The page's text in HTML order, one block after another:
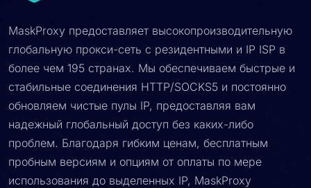
MaskProxy предоставляет высокопроизводительную
глобальную прокси-сеть с резидентными и IP ISP в
более чем 195 странах. Мы обеспечиваем быстрые и
стабильные соединения HTTP/SOCKS5 и постоянно
обновляем чистые пулы IP, предоставляя вам
надежный глобальный доступ без каких-либо
проблем. Благодаря гибким ценам, бесплатным
пробным версиям и опциям от оплаты по мере
использования до выделенных IP, MaskProxy